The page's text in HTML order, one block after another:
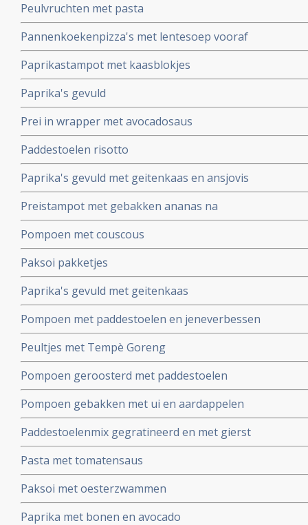
Peulvruchten met pasta
Pannenkoekenpizza's met lentesoep vooraf
Paprikastampot met kaasblokjes
Paprika's gevuld
Prei in wrapper met avocadosaus
Paddestoelen risotto
Paprika's gevuld met geitenkaas en ansjovis
Preistampot met gebakken ananas na
Pompoen met couscous
Paksoi pakketjes
Paprika's gevuld met geitenkaas
Pompoen met paddestoelen en jeneverbessen
Peultjes met Tempè Goreng
Pompoen geroosterd met paddestoelen
Pompoen gebakken met ui en aardappelen
Paddestoelenmix gegratineerd en met gierst
Pasta met tomatensaus
Paksoi met oesterzwammen
Paprika met bonen en avocado